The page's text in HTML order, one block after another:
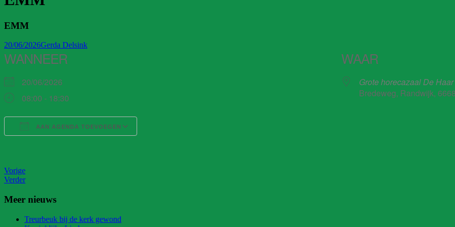
EMM
20/06/2026Gerda Delsink
WANNEER
20/06/2026
08:00 - 18:30
AAN AGENDA TOEVOEGEN
WAAR
Grote horecazaal De Haar
Bredeweg, Randwijk,
Vorige
Verder
Meer nieuws
Treurbeuk bij de kerk gewond